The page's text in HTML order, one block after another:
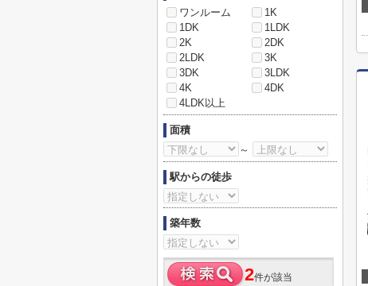
ワンルーム
1K
1DK
1LDK
2K
2DK
2LDK
3K
3DK
3LDK
4K
4DK
4LDK以上
面積
～
駅からの徒歩
築年数
2件が該当